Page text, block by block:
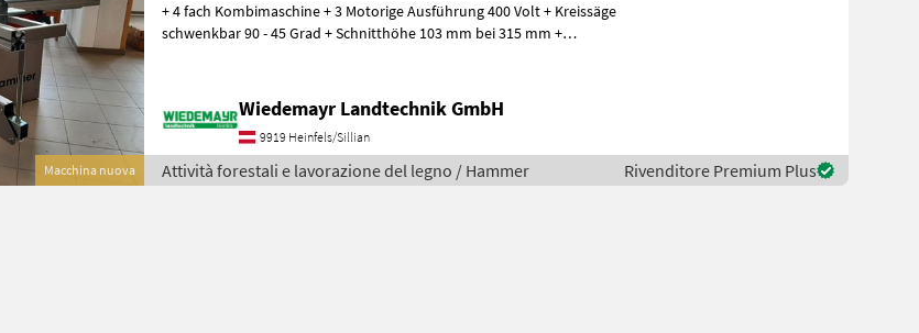
Macchina nuova
+ 4 fach Kombimaschine + 3 Motorige Ausführung 400 Volt + Kreissäge
schwenkbar 90 - 45 Grad + Schnitthöhe 103 mm bei 315 mm +
Wiedemayr Landtechnik GmbH
9919 Heinfels/Sillian
Attività forestali e lavorazione del legno / Hammer Rivenditore Premium Plus